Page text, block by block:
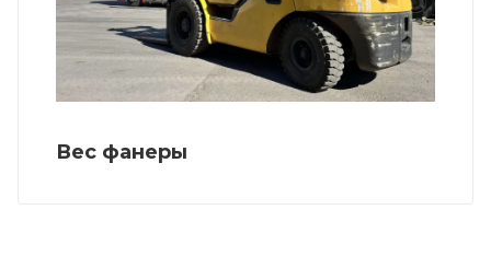
Вес фанеры